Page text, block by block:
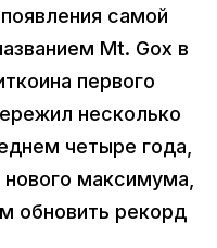
самой
Mt. Gox в
первого
несколько
четыре года,
максимума,
обновить рекорд